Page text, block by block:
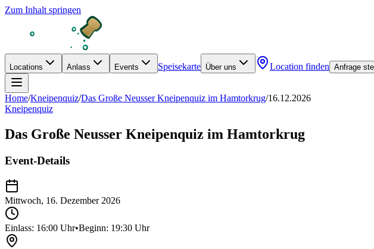
Zum Inhalt springen
Locations Anlass Events Speisekarte Über uns Location finden Anfrage
Home/Kneipenquiz/Das Große Neusser Kneipenquiz im Hamtorkrug/16.12.2026
Kneipenquiz
Das Große Neusser Kneipenquiz im Hamtorkrug
Event-Details
Mittwoch, 16. Dezember 2026
Einlass: 16:00 Uhr•Beginn: 19:30 Uhr